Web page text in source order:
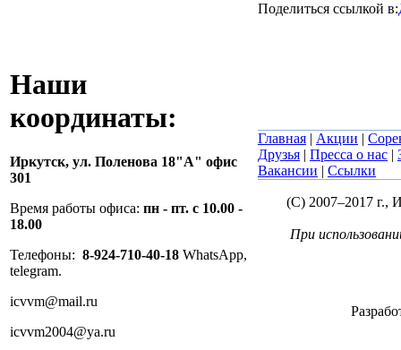
Поделиться ссылкой в:
Наши
координаты:
Иркутск, ул. Поленова 18"А" офис
301
Время работы офиса: пн - пт. с 10.00 -
18.00
Телефоны: 8-924-710-40-18 WhatsApp,
telegram.
icvvm@mail.ru
icvvm2004@ya.ru
Главная | Акции |
Друзья | Пресса о нас |
Вакансии | Ссылки
(C) 2007–2017 г.,
При